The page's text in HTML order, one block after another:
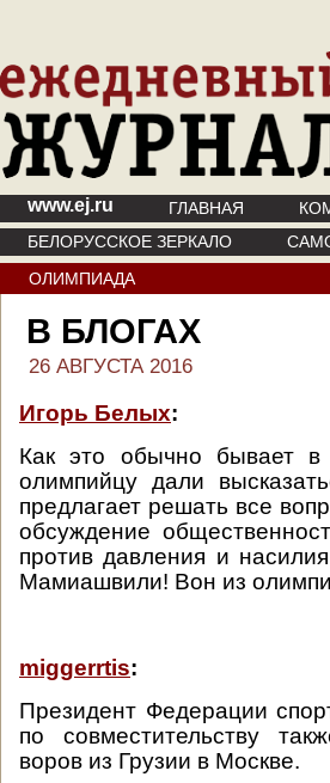
www.ej.ru ГЛАВНАЯ
БЕЛОРУССКОЕ ЗЕРКАЛО
ОЛИМПИАДА
В БЛОГАХ
26 АВГУСТА 2016
Игорь Белых:
Как это обычно бывает в
олимпийцу дали
предлагает решать все
обсуждение
против давления и
Мамиашвили! Вон из
miggerrtis:
Президент Федерации
по совместительству
воров из Грузии в Москве.